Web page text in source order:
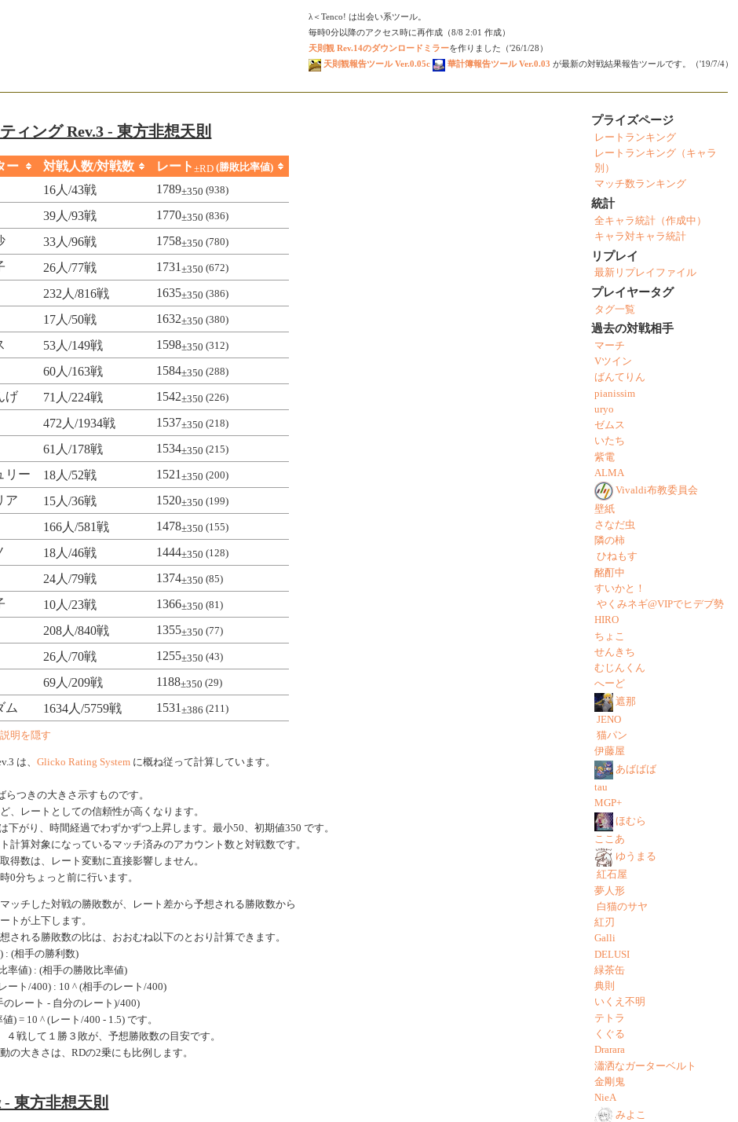
λ＜Tenco! は出会い系ツール。
毎時0分以降のアクセス時に再作成（8/8 2:01 作成）
天則観 Rev.14のダウンロードミラーを作りました（'26/1/28）
天則観報告ツール Ver.0.05c
華計簿報告ツール Ver.0.03 が最新の対戦結果報告ツールです。（'19/7/4）
ィング Rev.3 - 東方非想天則
ー 対戦人数/対戦数 レート±RD (勝敗比率値)
16人/43戦 1789±350 (938)
39人/93戦 1770±350 (836)
33人/96戦 1758±350 (780)
26人/77戦 1731±350 (672)
232人/816戦 1635±350 (386)
17人/50戦 1632±350 (380)
53人/149戦 1598±350 (312)
60人/163戦 1584±350 (288)
げ 71人/224戦 1542±350 (226)
472人/1934戦 1537±350 (218)
61人/178戦 1534±350 (215)
リー 18人/52戦 1521±350 (200)
ア 15人/36戦 1520±350 (199)
166人/581戦 1478±350 (155)
18人/46戦 1444±350 (128)
24人/79戦 1374±350 (85)
10人/23戦 1366±350 (81)
208人/840戦 1355±350 (77)
26人/70戦 1255±350 (43)
69人/209戦 1188±350 (29)
ム 1634人/5759戦 1531±386 (211)
明を隠す
は、Glicko Rating System に概ね従って計算しています。
らつきの大きさ示すものです。
、レートとしての信頼性が高くなります。
は下がり、時間経過でわずかずつ上昇します。最小50、初期値350 です。
計算対象になっているマッチ済みのアカウント数と対戦数です。
得数は、レート変動に直接影響しません。
0分ちょっと前に行います。
ッチした対戦の勝敗数が、レート差から予想される勝敗数から
トが上下します。
される勝敗数の比は、おおむね以下のとおり計算できます。
: (相手の勝利数)
率値) : (相手の勝敗比率値)
ート/400) : 10 ^ (相手のレート/400)
のレート - 自分のレート)/400)
) = 10 ^ (レート/400 - 1.5) です。
４戦して１勝３敗が、予想勝敗数の目安です。
の大きさは、RDの2乗にも比例します。
- 東方非想天則
プライズページ
レートランキング
レートランキング（キャラ
別）
マッチ数ランキング
統計
全キャラ統計（作成中）
キャラ対キャラ統計
リプレイ
最新リプレイファイル
プレイヤータグ
タグ一覧
過去の対戦相手
マーチ
Vツイン
ばんてりん
pianissim
uryo
ゼムス
いたち
紫電
ALMA
Vivaldi布教委員会
壁紙
さなだ虫
隣の柿
ひねもす
酩酊中
すいかと！
やくみネギ@VIPでヒデブ勢
HIRO
ちょこ
せんきち
むじんくん
へーど
遮那
JENO
猫パン
伊藤屋
あばばば
tau
MGP+
ほむら
ここあ
ゆうまる
紅石屋
夢人形
白猫のサヤ
紅刃
Galli
DELUSI
緑茶缶
典則
いくえ不明
テトラ
くぐる
Drarara
瀟洒なガーターベルト
金剛鬼
NieA
みよこ